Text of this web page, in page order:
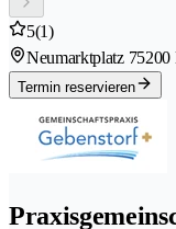
5(1)
Neumarktplatz 75200
Termin reservieren